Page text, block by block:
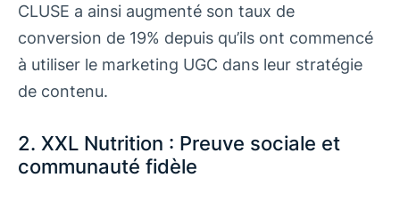
CLUSE a ainsi augmenté son taux de
conversion de 19% depuis qu’ils ont commencé
à utiliser le marketing UGC dans leur stratégie
de contenu.
2. XXL Nutrition : Preuve sociale et
communauté fidèle